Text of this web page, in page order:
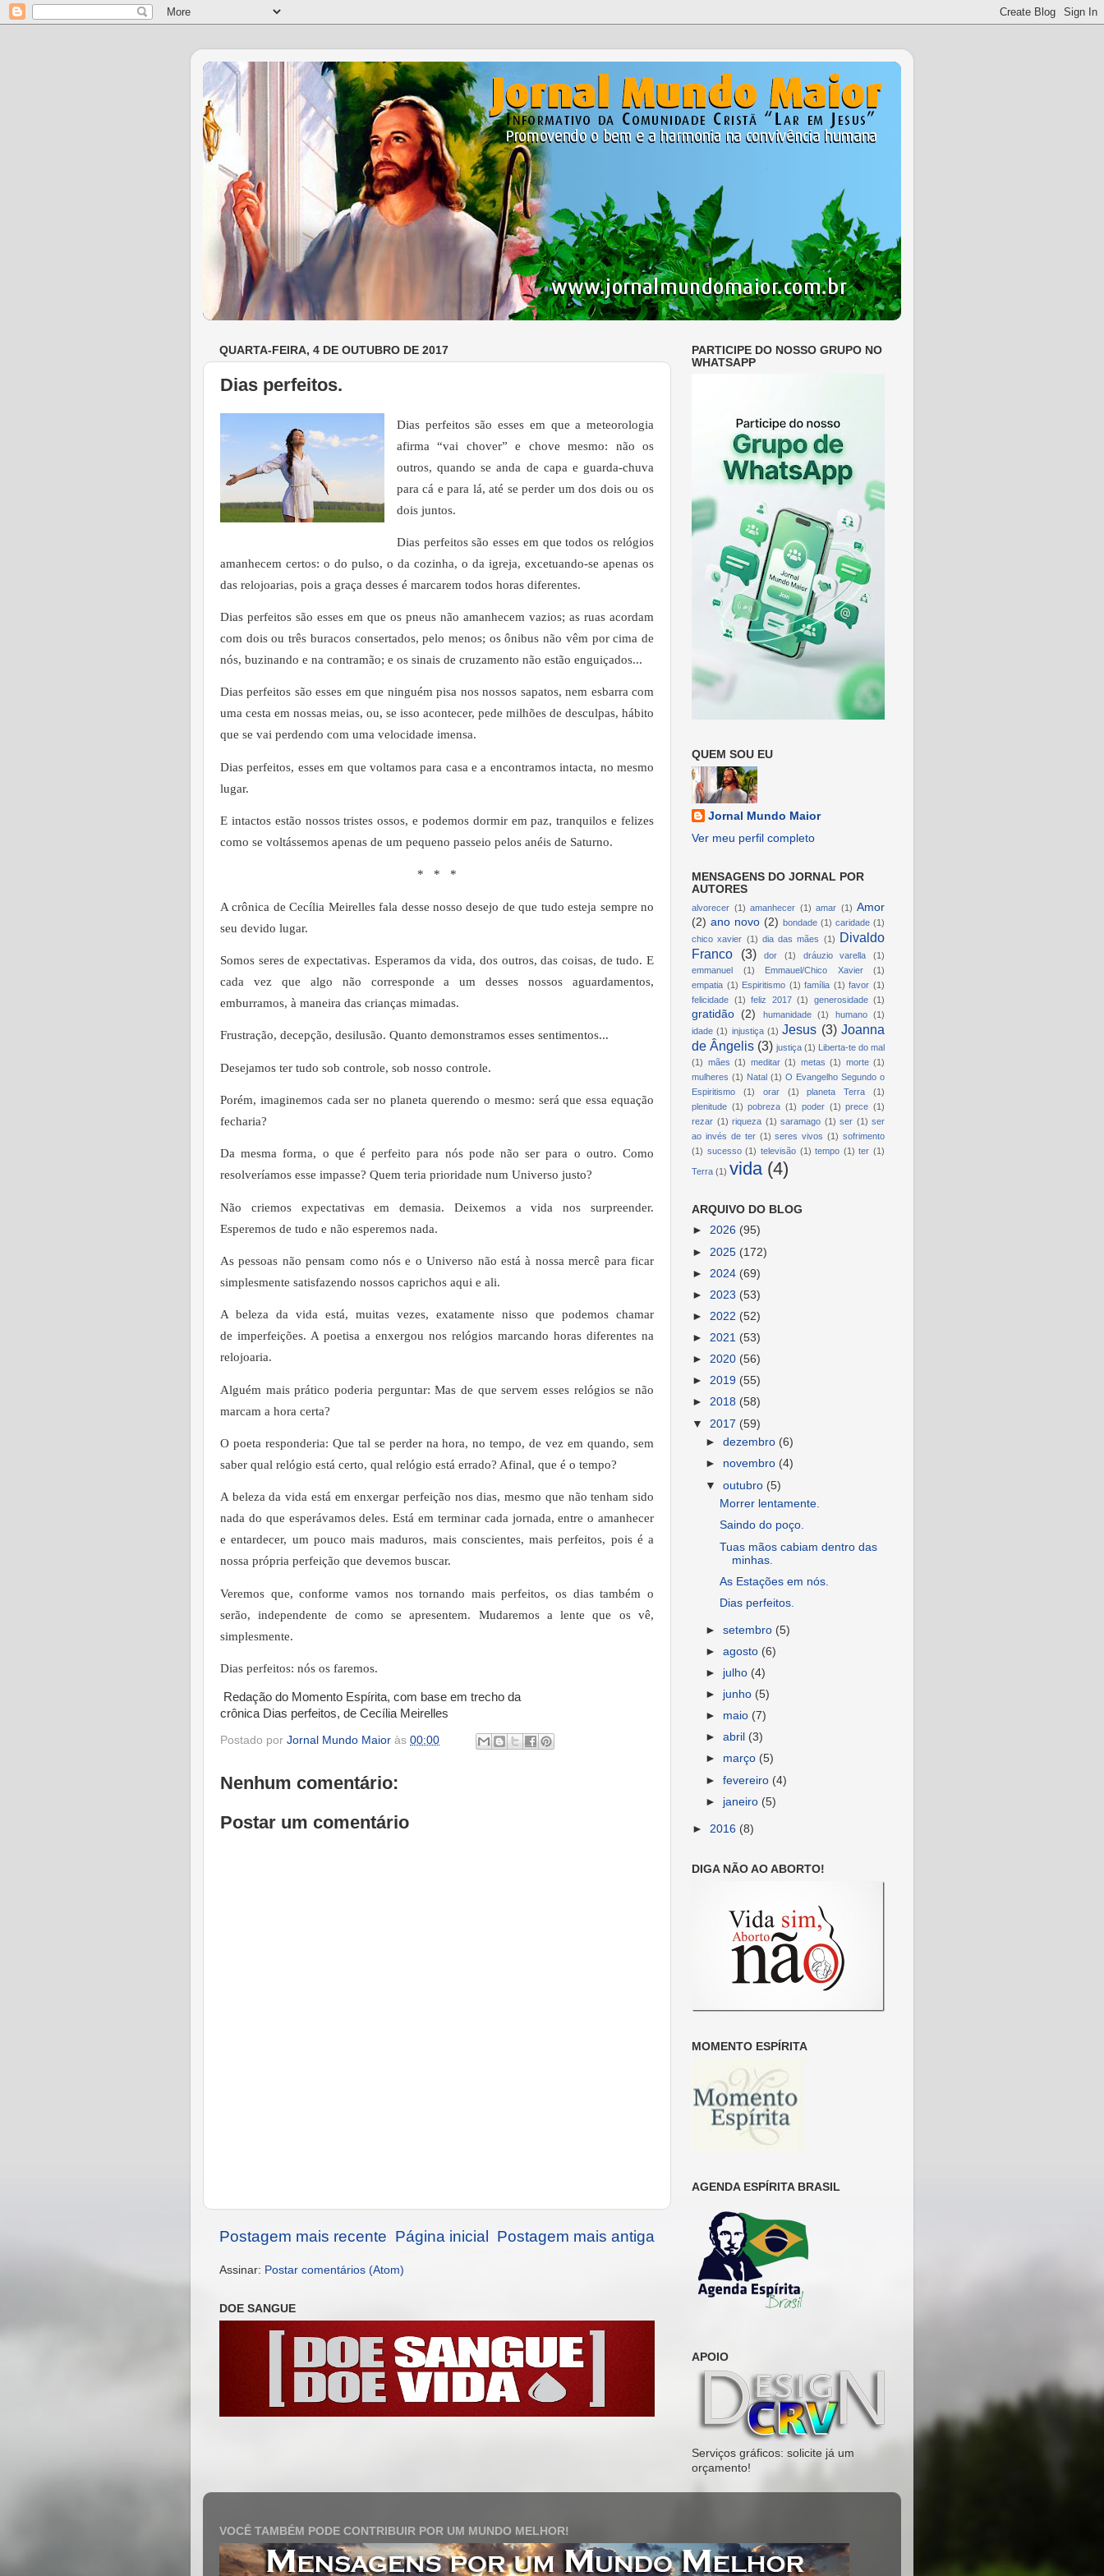
QUARTA-FEIRA, 4 DE OUTUBRO DE 2017
Dias perfeitos.
Dias perfeitos são esses em que a meteorologia
afirma “vai chover” e chove mesmo: não os
outros, quando se anda de capa e guarda-chuva
para cá e para lá, até se perder um dos dois ou os
dois juntos.
Dias perfeitos são esses em que todos os relógios
amanhecem certos: o do pulso, o da cozinha, o da igreja, excetuando-se apenas os
das relojoarias, pois a graça desses é marcarem todos horas diferentes.
Dias perfeitos são esses em que os pneus não amanhecem vazios; as ruas acordam
com dois ou três buracos consertados, pelo menos; os ônibus não vêm por cima de
nós, buzinando e na contramão; e os sinais de cruzamento não estão enguiçados...
Dias perfeitos são esses em que ninguém pisa nos nossos sapatos, nem esbarra com
uma cesta em nossas meias, ou, se isso acontecer, pede milhões de desculpas, hábito
que se vai perdendo com uma velocidade imensa.
Dias perfeitos, esses em que voltamos para casa e a encontramos intacta, no mesmo
lugar.
E intactos estão nossos tristes ossos, e podemos dormir em paz, tranquilos e felizes
como se voltássemos apenas de um pequeno passeio pelos anéis de Saturno.
* * *
A crônica de Cecília Meirelles fala desse nosso desejo de que tudo esteja sempre no
seu devido lugar.
Somos seres de expectativas. Esperamos da vida, dos outros, das coisas, de tudo. E
cada vez que algo não corresponde a um desses nossos aguardamentos,
emburramos, à maneira das crianças mimadas.
Frustração, decepção, desilusão. Quanto demonstramos esses sentimentos...
Desejamos ter tudo sob controle, sob nosso controle.
Porém, imaginemos cada ser no planeta querendo o mesmo: será que essa equação
fecharia?
Da mesma forma, o que é perfeito para nós pode não ser para o outro. Como
resolveríamos esse impasse? Quem teria prioridade num Universo justo?
Não criemos expectativas em demasia. Deixemos a vida nos surpreender.
Esperemos de tudo e não esperemos nada.
As pessoas não pensam como nós e o Universo não está à nossa mercê para ficar
simplesmente satisfazendo nossos caprichos aqui e ali.
A beleza da vida está, muitas vezes, exatamente nisso que podemos chamar
de imperfeições. A poetisa a enxergou nos relógios marcando horas diferentes na
relojoaria.
Alguém mais prático poderia perguntar: Mas de que servem esses relógios se não
marcam a hora certa?
O poeta responderia: Que tal se perder na hora, no tempo, de vez em quando, sem
saber qual relógio está certo, qual relógio está errado? Afinal, que é o tempo?
A beleza da vida está em enxergar perfeição nos dias, mesmo que não tenham sido
nada do que esperávamos deles. Está em terminar cada jornada, entre o amanhecer
e entardecer, um pouco mais maduros, mais conscientes, mais perfeitos, pois é a
nossa própria perfeição que devemos buscar.
Veremos que, conforme vamos nos tornando mais perfeitos, os dias também o
serão, independente de como se apresentem. Mudaremos a lente que os vê,
simplesmente.
Dias perfeitos: nós os faremos.
Redação do Momento Espírita, com base em trecho da
crônica Dias perfeitos, de Cecília Meirelles
Postado por Jornal Mundo Maior às 00:00
Nenhum comentário:
Postar um comentário
Postagem mais recente Postagem mais antiga
Página inicial
Assinar: Postar comentários (Atom)
DOE SANGUE
PARTICIPE DO NOSSO GRUPO NO
WHATSAPP
QUEM SOU EU
Jornal Mundo Maior
Ver meu perfil completo
MENSAGENS DO JORNAL POR
AUTORES
alvorecer (1) amanhecer (1) amar (1) Amor
(2) ano novo (2) bondade (1) caridade (1)
chico xavier (1) dia das mães (1) Divaldo
Franco
(3) dor (1) dráuzio varella
(1)
emmanuel
(1) Emmauel/Chico Xavier
(1)
empatia (1) Espiritismo (1) família (1) favor (1)
felicidade (1) feliz 2017 (1) generosidade (1)
gratidão (2) humanidade (1) humano
(1)
idade (1) injustiça (1) Jesus (3) Joanna
de Ângelis (3) justiça (1)
Liberta-te do mal
(1) mães (1) meditar (1) metas (1) morte (1)
mulheres (1) Natal (1) O Evangelho Segundo o
Espiritismo
(1) orar (1) planeta Terra
(1)
plenitude (1) pobreza (1) poder (1) prece (1)
rezar (1) riqueza (1) saramago (1) ser (1) ser
ao invés de ter (1) seres vivos (1) sofrimento
(1) sucesso (1) televisão (1) tempo (1) ter (1)
Terra (1) vida (4)
ARQUIVO DO BLOG
► 2026 (95)
► 2025 (172)
► 2024 (69)
► 2023 (53)
► 2022 (52)
► 2021 (53)
► 2020 (56)
► 2019 (55)
► 2018 (58)
▼ 2017 (59)
►dezembro (6)
► novembro (4)
▼outubro (5)
Morrer lentamente.
Saindo do poço.
Tuas mãos cabiam dentro das
minhas.
As Estações em nós.
Dias perfeitos.
►setembro (5)
►agosto (6)
► julho (4)
► junho (5)
► maio (7)
►abril (3)
► março (5)
►fevereiro (4)
► janeiro (5)
► 2016 (8)
DIGA NÃO AO ABORTO!
MOMENTO ESPÍRITA
AGENDA ESPÍRITA BRASIL
APOIO
Serviços gráficos: solicite já um
orçamento!
VOCÊ TAMBÉM PODE CONTRIBUIR POR UM MUNDO MELHOR!